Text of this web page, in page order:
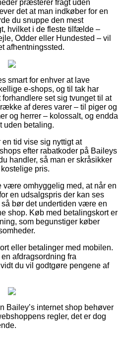
præsterer fragt uden
det at man indkøber for en
du snuppe den mest
hvilket i de fleste tilfælde –
Odder eller Hundested – vil
afhentningssted.
smart for enhver at lave
e-shops, og til tak har
set sig tvunget til at
af deres varer – til piger og
og herrer – kolossalt, og endda
uden betaling.
tid vise sig nyttigt at
efter rabatkoder på Baileys
handler, så man er skråsikker
pris.
være omhyggelig med, at når en
en udsalgspris der kan ses
bør det undertiden være en
shop. Køb med betalingskort er
som begunstiger køber
eller betalinger med mobilen.
afdragsordning fra
du vil godtgøre pengene af
Bailey’s internet shop behøver
regler, det er dog